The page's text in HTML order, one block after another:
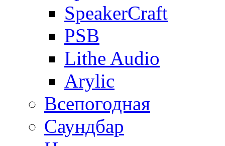
SpeakerCraft
PSB
Lithe Audio
Arylic
Всепогодная
Саундбар